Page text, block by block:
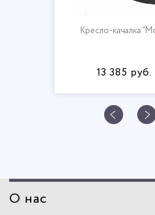
Кресло-качалка
13 385 руб.
О нас